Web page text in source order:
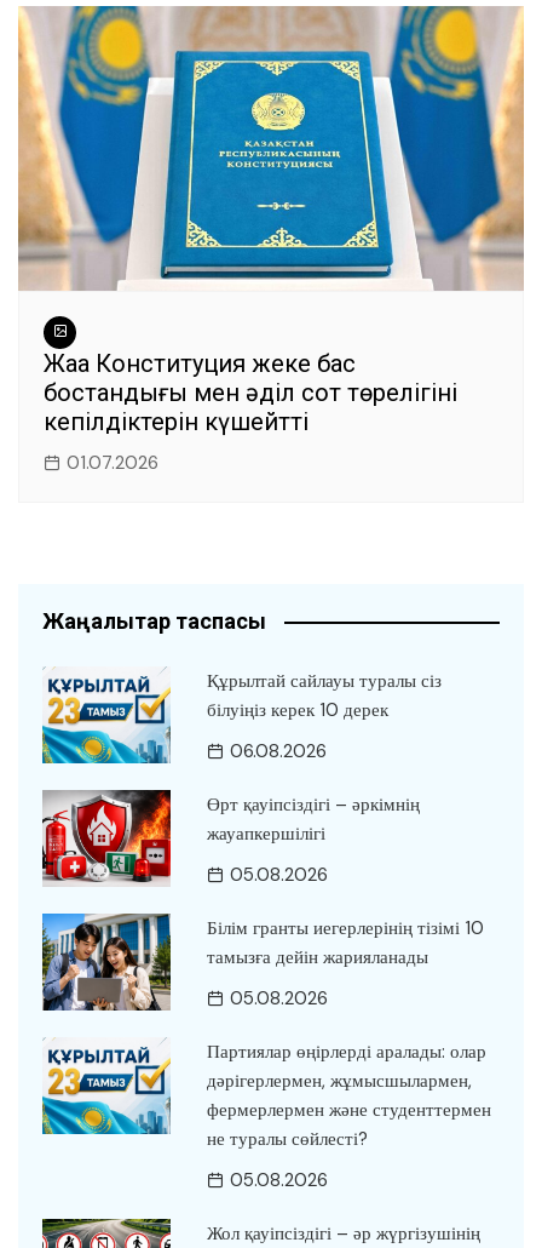
Жаңа Конституция жеке бас
бостандығы мен әділ сот төрелігінің
кепілдіктерін күшейтті
01.07.2026
Жаңалықтар таспасы
Құрылтай сайлауы туралы сіз
білуіңіз керек 10 дерек
06.08.2026
Өрт қауіпсіздігі – әркімнің
жауапкершілігі
05.08.2026
Білім гранты иегерлерінің тізімі 10
тамызға дейін жарияланады
05.08.2026
Партиялар өңірлерді аралады: олар
дәрігерлермен, жұмысшылармен,
фермерлермен және студенттермен
не туралы сөйлесті?
05.08.2026
Жол қауіпсіздігі – әр жүргізушінің